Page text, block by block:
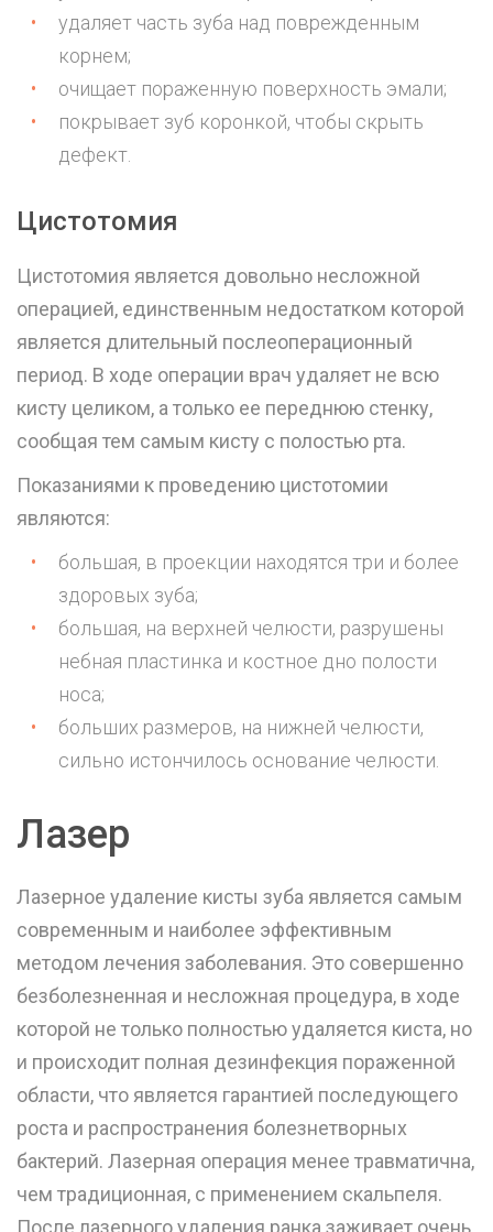
удаляет часть зуба над поврежденным
корнем;
очищает пораженную поверхность эмали;
покрывает зуб коронкой, чтобы скрыть
дефект.
Цистотомия
Цистотомия является довольно несложной
операцией, единственным недостатком которой
является длительный послеоперационный
период. В ходе операции врач удаляет не всю
кисту целиком, а только ее переднюю стенку,
сообщая тем самым кисту с полостью рта.
Показаниями к проведению цистотомии
являются:
большая, в проекции находятся три и более
здоровых зуба;
большая, на верхней челюсти, разрушены
небная пластинка и костное дно полости
носа;
больших размеров, на нижней челюсти,
сильно истончилось основание челюсти.
Лазер
Лазерное удаление кисты зуба является самым
современным и наиболее эффективным
методом лечения заболевания. Это совершенно
безболезненная и несложная процедура, в ходе
которой не только полностью удаляется киста, но
и происходит полная дезинфекция пораженной
области, что является гарантией последующего
роста и распространения болезнетворных
бактерий. Лазерная операция менее травматична,
чем традиционная, с применением скальпеля.
После лазерного удаления ранка заживает очень